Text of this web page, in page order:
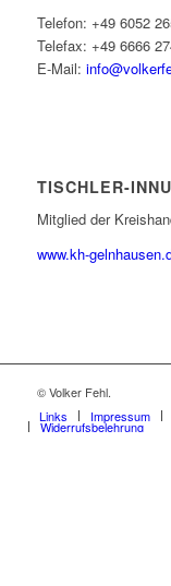
Telefon: +49 6052
Telefax: +49 6666
E-Mail:
TISCHLER-
Mitglied der
www.kh-
© Volker Fehl.
Links
Impressum
Widerrufsbelehrung